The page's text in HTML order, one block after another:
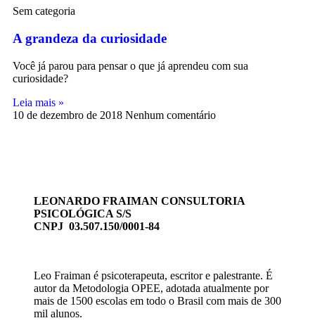
Sem categoria
A grandeza da curiosidade
Você já parou para pensar o que já aprendeu com sua
curiosidade?
Leia mais »
10 de dezembro de 2018 Nenhum comentário
LEONARDO FRAIMAN CONSULTORIA
PSICOLÓGICA S/S
CNPJ 03.507.150/0001-84
Leo Fraiman é psicoterapeuta, escritor e palestrante. É
autor da Metodologia OPEE, adotada atualmente por
mais de 1500 escolas em todo o Brasil com mais de 300
mil alunos.